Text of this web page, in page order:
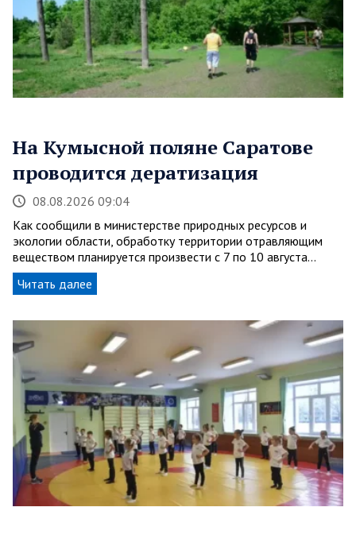
На Кумысной поляне Саратове
проводится дератизация
08.08.2026 09:04
Как сообщили в министерстве природных ресурсов и
экологии области, обработку территории отравляющим
веществом планируется произвести с 7 по 10 августа…
Читать далее